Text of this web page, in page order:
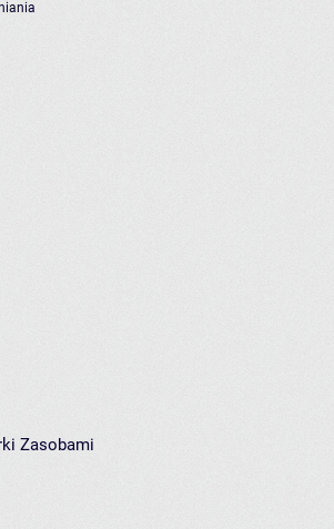
Zasobami